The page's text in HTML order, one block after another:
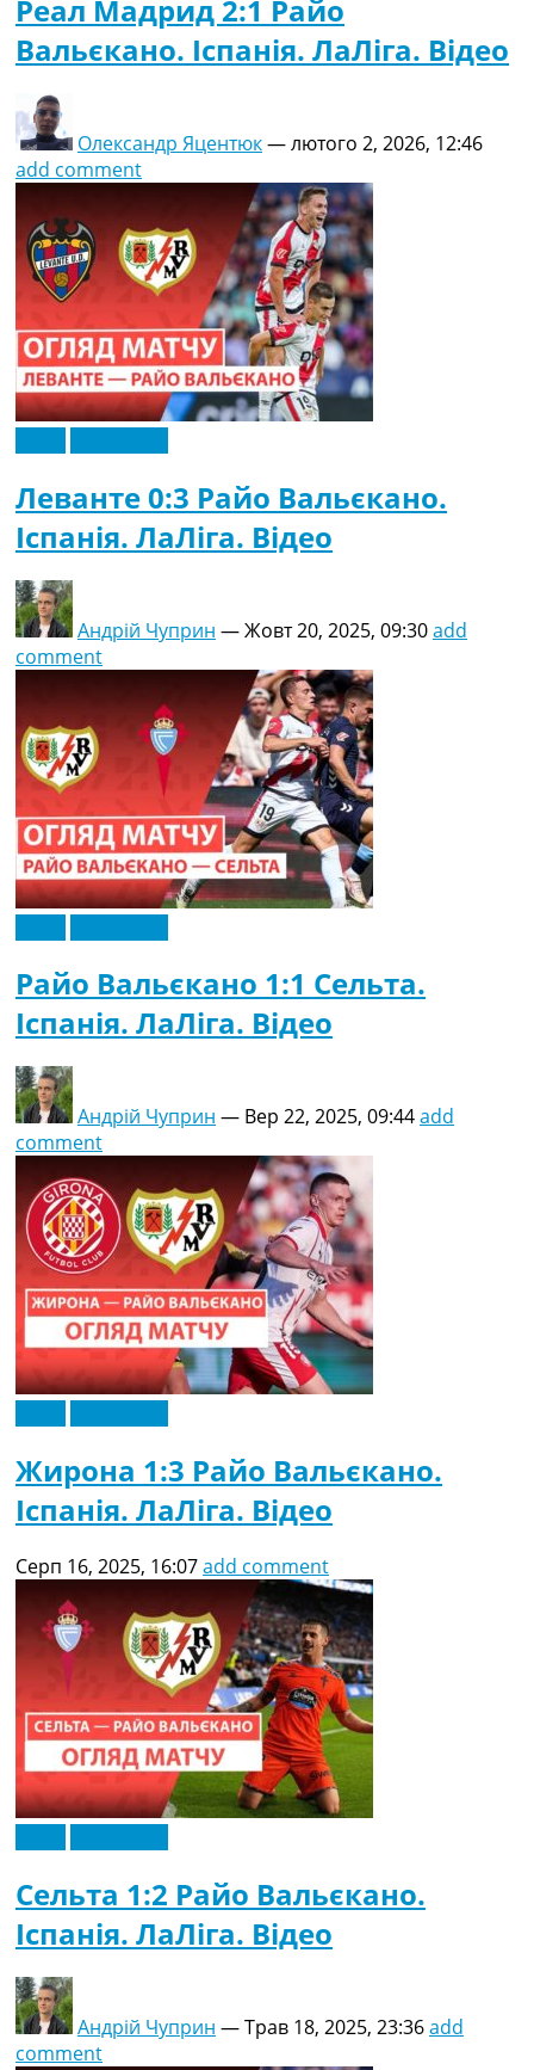
Реал Мадрид 2:1 Райо
Вальєкано. Іспанія. ЛаЛіга. Відео
Олександр Яцентюк—лютого 2, 2026, 12:46
add comment
Леванте 0:3 Райо Вальєкано.
Іспанія. ЛаЛіга. Відео
Андрій Чуприн —Жовт 20, 2025, 09:30add
comment
Райо Вальєкано 1:1 Сельта.
Іспанія. ЛаЛіга. Відео
Андрій Чуприн — Вер 22, 2025, 09:44add
comment
Жирона 1:3 Райо Вальєкано.
Іспанія. ЛаЛіга. Відео
Серп 16, 2025, 16:07add comment
Сельта 1:2 Райо Вальєкано.
Іспанія. ЛаЛіга. Відео
Андрій Чуприн —Трав 18, 2025, 23:36add
comment